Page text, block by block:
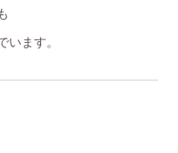
ます。